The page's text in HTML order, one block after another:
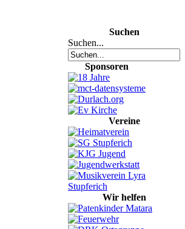
Suchen
Suchen...
Sponsoren
Vereine
Wir helfen